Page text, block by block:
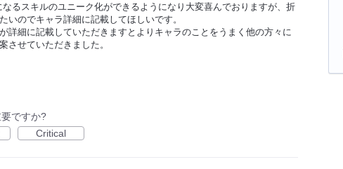
るスキルのユニーク化ができるようになり大変喜んでおりますが、折
いのでキャラ詳細に記載してほしいです。
詳細に記載していただきますとよりキャラのことをうまく他の方々に
させていただきました。
ですか?
Critical